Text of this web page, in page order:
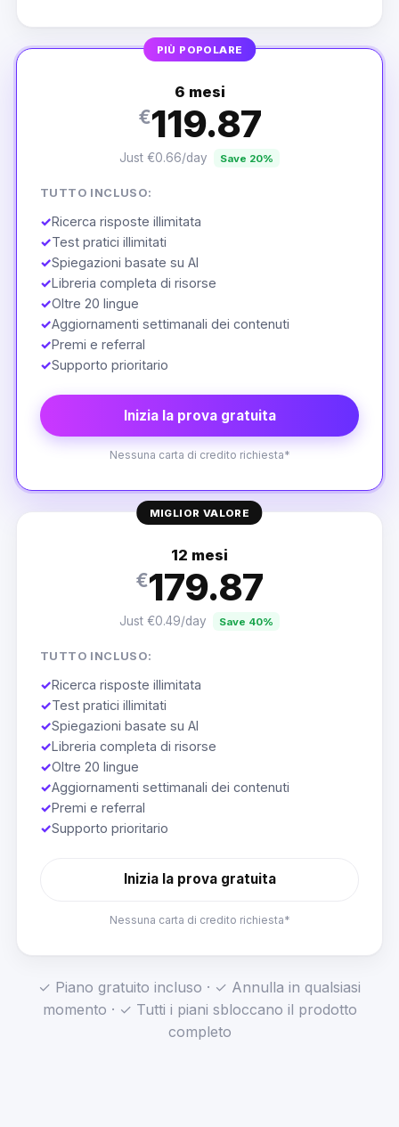
PIÙ POPOLARE
6 mesi
€119.87
Just €0.66/day Save 20%
TUTTO INCLUSO:
✓Ricerca risposte illimitata
✓Test pratici illimitati
✓Spiegazioni basate su AI
✓Libreria completa di risorse
✓Oltre 20 lingue
✓Aggiornamenti settimanali dei contenuti
✓Premi e referral
✓Supporto prioritario
Inizia la prova gratuita
Nessuna carta di credito richiesta*
MIGLIOR VALORE
12 mesi
€179.87
Just €0.49/day Save 40%
TUTTO INCLUSO:
✓Ricerca risposte illimitata
✓Test pratici illimitati
✓Spiegazioni basate su AI
✓Libreria completa di risorse
✓Oltre 20 lingue
✓Aggiornamenti settimanali dei contenuti
✓Premi e referral
✓Supporto prioritario
Inizia la prova gratuita
Nessuna carta di credito richiesta*
✓ Piano gratuito incluso · ✓ Annulla in qualsiasi
momento · ✓ Tutti i piani sbloccano il prodotto
completo